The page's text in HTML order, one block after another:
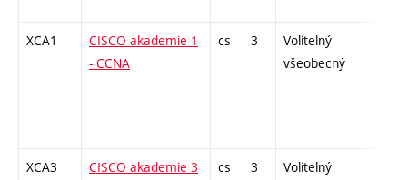
XCA1
CISCO akademie 1
- CCNA
cs 3
Volitelný
všeobecný
XCA3
CISCO akademie 3
cs 3
Volitelný